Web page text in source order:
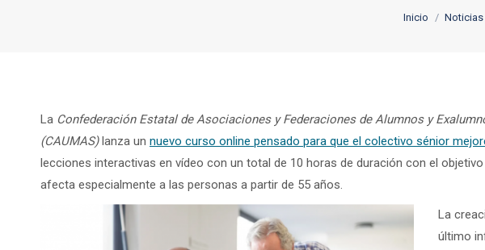
Estás aquí:
Inicio Noticias
La Confederación Estatal de Asociaciones y Federaciones de Alumnos y
(CAUMAS)lanza un nuevo curso online pensado para que el colectivo sénior
lecciones interactivas en vídeo con un total de 10 horas de duración con el
afecta especialmente a las personas a partir de 55 años.
La
último